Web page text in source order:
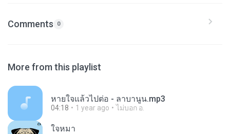
Comments 0
More from this playlist
หายใจแล้วไปต่อ - ลาบานูน.mp3
04:18 1 year ago ไม่บอก อ.
ใจหมา